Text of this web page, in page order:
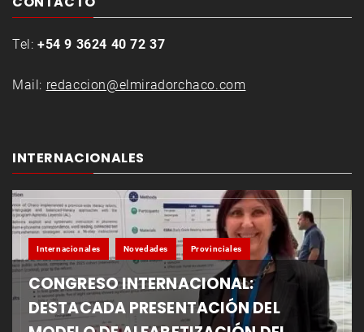
Tel: +54 9 3624 40 72 37
Mail: redaccion@elmiradorchaco.com
INTERNACIONALES
Internacionales Novedades Provinciales
CONGRESO INTERNACIONAL:
DESTACADA PRESENTACIÓN DEL